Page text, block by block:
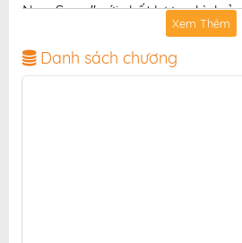
New Saga" với chất lượng hình
chuẩn và giao diện thân thiện,
đọc truyện hấp dẫn, tiện lợi, hoàn
độc giả yêu thích truyện tranh
Xem Thêm
Danh sách chương